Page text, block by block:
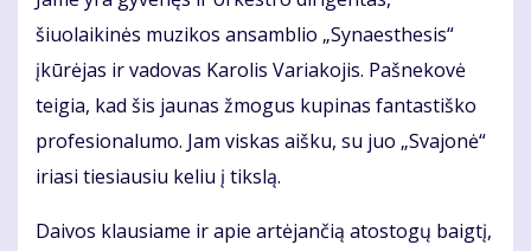
šiuolaikinės muzikos ansamblio „Synaesthesis“
įkūrėjas ir vadovas Karolis Variakojis. Pašnekovė
teigia, kad šis jaunas žmogus kupinas fantastiško
profesionalumo. Jam viskas aišku, su juo „Svajonė“
iriasi tiesiausiu keliu į tikslą.
Daivos klausiame ir apie artėjančią atostogų baigtį,